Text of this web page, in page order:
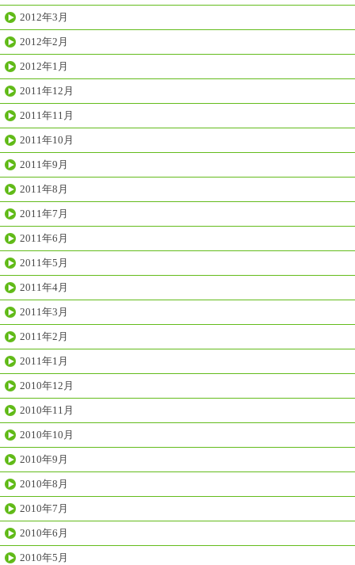
2012年3月
2012年2月
2012年1月
2011年12月
2011年11月
2011年10月
2011年9月
2011年8月
2011年7月
2011年6月
2011年5月
2011年4月
2011年3月
2011年2月
2011年1月
2010年12月
2010年11月
2010年10月
2010年9月
2010年8月
2010年7月
2010年6月
2010年5月